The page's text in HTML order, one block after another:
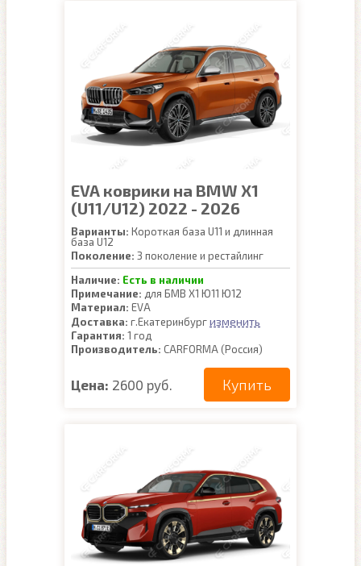
EVA коврики на BMW X1
(U11/U12) 2022 - 2026
Варианты: Короткая база U11 и длинная
база U12
Поколение: 3 поколение и рестайлинг
Наличие: Есть в наличии
Примечание: для БМВ Х1 Ю11 Ю12
Материал: EVA
Доставка: г.Екатеринбургизменить
Гарантия: 1 год
Производитель: CARFORMA (Россия)
Цена: 2600 руб. Купить